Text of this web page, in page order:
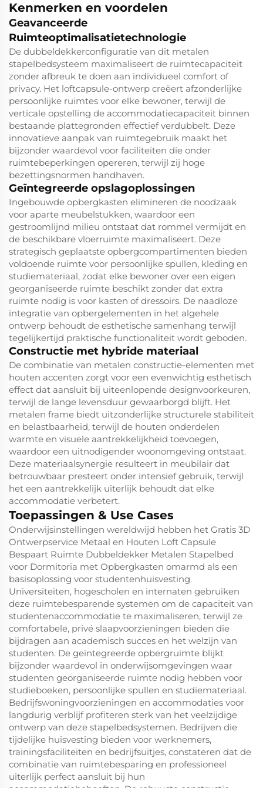
Kenmerken en voordelen
Geavanceerde
Ruimteoptimalisatietechnologie
De dubbeldekkerconfiguratie van dit metalen
stapelbedsysteem maximaliseert de ruimtecapaciteit
zonder afbreuk te doen aan individueel comfort of
privacy. Het loftcapsule-ontwerp creëert afzonderlijke
persoonlijke ruimtes voor elke bewoner, terwijl de
verticale opstelling de accommodatiecapaciteit binnen
bestaande plattegronden effectief verdubbelt. Deze
innovatieve aanpak van ruimtegebruik maakt het
bijzonder waardevol voor faciliteiten die onder
ruimtebeperkingen opereren, terwijl zij hoge
bezettingsnormen handhaven.
Geïntegreerde opslagoplossingen
Ingebouwde opbergkasten elimineren de noodzaak
voor aparte meubelstukken, waardoor een
gestroomlijnd milieu ontstaat dat rommel vermijdt en
de beschikbare vloerruimte maximaliseert. Deze
strategisch geplaatste opbergcompartimenten bieden
voldoende ruimte voor persoonlijke spullen, kleding en
studiemateriaal, zodat elke bewoner over een eigen
georganiseerde ruimte beschikt zonder dat extra
ruimte nodig is voor kasten of dressoirs. De naadloze
integratie van opbergelementen in het algehele
ontwerp behoudt de esthetische samenhang terwijl
tegelijkertijd praktische functionaliteit wordt geboden.
Constructie met hybride materiaal
De combinatie van metalen constructie-elementen met
houten accenten zorgt voor een evenwichtig esthetisch
effect dat aansluit bij uiteenlopende designvoorkeuren,
terwijl de lange levensduur gewaarborgd blijft. Het
metalen frame biedt uitzonderlijke structurele stabiliteit
en belastbaarheid, terwijl de houten onderdelen
warmte en visuele aantrekkelijkheid toevoegen,
waardoor een uitnodigender woonomgeving ontstaat.
Deze materiaalsynergie resulteert in meubilair dat
betrouwbaar presteert onder intensief gebruik, terwijl
het een aantrekkelijk uiterlijk behoudt dat elke
accommodatie verbetert.
Toepassingen & Use Cases
Onderwijsinstellingen wereldwijd hebben het Gratis 3D
Ontwerpservice Metaal en Houten Loft Capsule
Bespaart Ruimte Dubbeldekker Metalen Stapelbed
voor Dormitoria met Opbergkasten omarmd als een
basisoplossing voor studentenhuisvesting.
Universiteiten, hogescholen en internaten gebruiken
deze ruimtebesparende systemen om de capaciteit van
studentenaccommodatie te maximaliseren, terwijl ze
comfortabele, privé slaapvoorzieningen bieden die
bijdragen aan academisch succes en het welzijn van
studenten. De geïntegreerde opbergruimte blijkt
bijzonder waardevol in onderwijsomgevingen waar
studenten georganiseerde ruimte nodig hebben voor
studieboeken, persoonlijke spullen en studiemateriaal.
Bedrijfswoningvoorzieningen en accommodaties voor
langdurig verblijf profiteren sterk van het veelzijdige
ontwerp van deze stapelbedsystemen. Bedrijven die
tijdelijke huisvesting bieden voor werknemers,
trainingsfaciliteiten en bedrijfsuitjes, constateren dat de
combinatie van ruimtebesparing en professioneel
uiterlijk perfect aansluit bij hun